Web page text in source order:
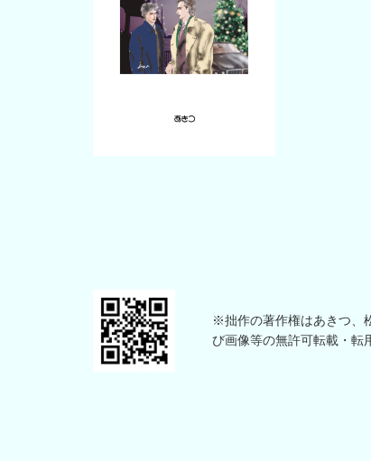
※拙作の著作権はあきつ、
び画像等の無許可転載・転